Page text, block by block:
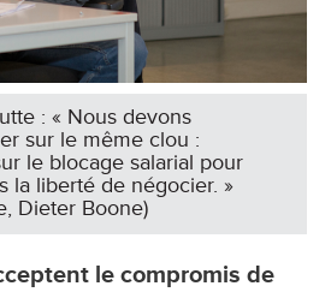
: « Nous devons
sur le même clou :
le blocage salarial pour
la liberté de négocier. »
Dieter Boone)
le compromis de